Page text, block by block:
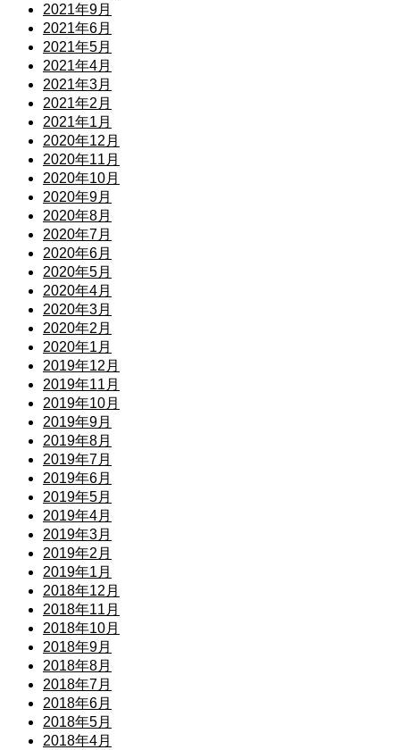
2021年9月
2021年6月
2021年5月
2021年4月
2021年3月
2021年2月
2021年1月
2020年12月
2020年11月
2020年10月
2020年9月
2020年8月
2020年7月
2020年6月
2020年5月
2020年4月
2020年3月
2020年2月
2020年1月
2019年12月
2019年11月
2019年10月
2019年9月
2019年8月
2019年7月
2019年6月
2019年5月
2019年4月
2019年3月
2019年2月
2019年1月
2018年12月
2018年11月
2018年10月
2018年9月
2018年8月
2018年7月
2018年6月
2018年5月
2018年4月